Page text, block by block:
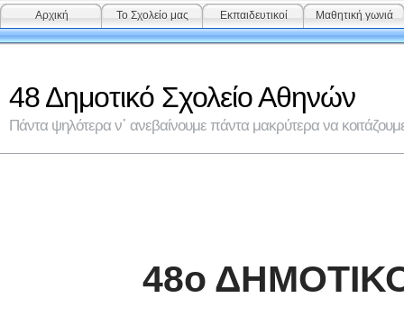
Αρχική Το Σχολείο μας Εκπαιδευτικοί Μαθητική γωνιά
48 Δημοτικό Σχολείο Αθηνών
Πάντα ψηλότερα ν᾽ ανεβαίνουμε πάντα μακρύτερα να
48ο